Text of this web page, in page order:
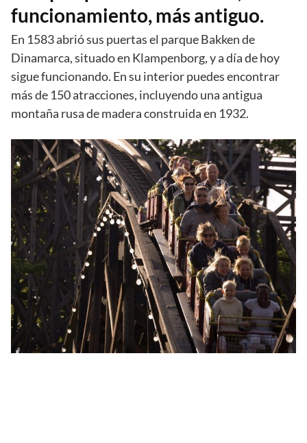
funcionamiento, más antiguo.
En 1583 abrió sus puertas el parque Bakken de
Dinamarca, situado en Klampenborg, y a día de hoy
sigue funcionando. En su interior puedes encontrar
más de 150 atracciones, incluyendo una antigua
montaña rusa de madera construida en 1932.